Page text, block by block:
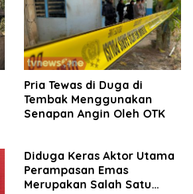
Pria Tewas di Duga di
Tembak Menggunakan
Senapan Angin Oleh OTK
Diduga Keras Aktor Utama
Perampasan Emas
Merupakan Salah Satu